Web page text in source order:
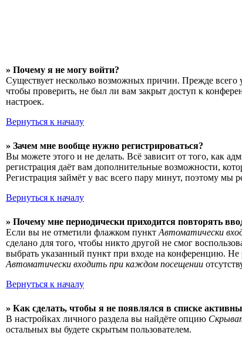
» Почему я не могу войти?
Существует несколько возможных причин. Прежде всего
чтобы проверить, не был ли вам закрыт доступ к
настроек.
Вернуться к началу
» Зачем мне вообще нужно регистрироваться?
Вы можете этого и не делать. Всё зависит от того, как
регистрация даёт вам дополнительные возможности,
Регистрация займёт у вас всего пару минут, поэтому мы
Вернуться к началу
» Почему мне периодически приходится повторять
Если вы не отметили флажком пункт Автоматически
сделано для того, чтобы никто другой не смог
выбрать указанный пункт при входе на конференцию. Не
Автоматически входить при каждом посещении
Вернуться к началу
» Как сделать, чтобы я не появлялся в списке
В настройках личного раздела вы найдёте опцию
остальных вы будете скрытым пользователем.